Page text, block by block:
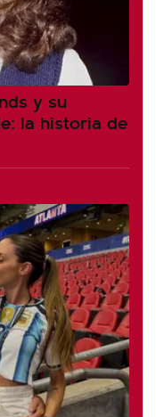
y su
la historia de